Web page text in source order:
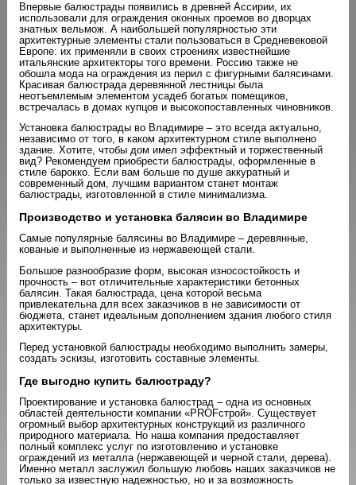
Впервые балюстрады появились в древней Ассирии, их
использовали для ограждения оконных проемов во дворцах
знатных вельмож. А наибольшей популярностью эти
архитектурные элементы стали пользоваться в Средневековой
Европе: их применяли в своих строениях известнейшие
итальянские архитекторы того времени. Россию также не
обошла мода на ограждения из перил с фигурными балясинами.
Красивая балюстрада деревянной лестницы была
неотъемлемым элементом усадеб богатых помещиков,
встречалась в домах купцов и высокопоставленных чиновников.
Установка балюстрады во Владимире – это всегда актуально,
независимо от того, в каком архитектурном стиле выполнено
здание. Хотите, чтобы дом имел эффектный и торжественный
вид? Рекомендуем приобрести балюстрады, оформленные в
стиле барокко. Если вам больше по душе аккуратный и
современный дом, лучшим вариантом станет монтаж
балюстрады, изготовленной в стиле минимализма.
Производство и установка балясин во Владимире
Самые популярные балясины во Владимире – деревянные,
кованые и выполненные из нержавеющей стали.
Большое разнообразие форм, высокая износостойкость и
прочность – вот отличительные характеристики бетонных
балясин. Такая балюстрада, цена которой весьма
привлекательна для всех заказчиков в не зависимости от
бюджета, станет идеальным дополнением здания любого стиля
архитектуры.
Перед установкой балюстрады необходимо выполнить замеры,
создать эскизы, изготовить составные элементы.
Где выгодно купить балюстраду?
Проектирование и установка балюстрад – одна из основных
областей деятельности компании «PROFстрой». Существует
огромный выбор архитектурных конструкций из различного
природного материала. Но наша компания предоставляет
полный комплекс услуг по изготовлению и установке
ограждений из металла (нержавеющей и черной стали, дерева).
Именно металл заслужил большую любовь наших заказчиков не
только за известную надежностью, но и за возможность